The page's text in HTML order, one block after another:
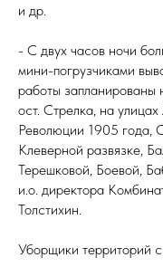
и др.
- С двух часов ночи
мини-погрузчиками
работы запланированы
ост. Стрелка, на
Революции 1905 года,
Клеверной развязке,
Терешковой, Боевой,
и.о. директора
Толстихин.
Уборщики территорий